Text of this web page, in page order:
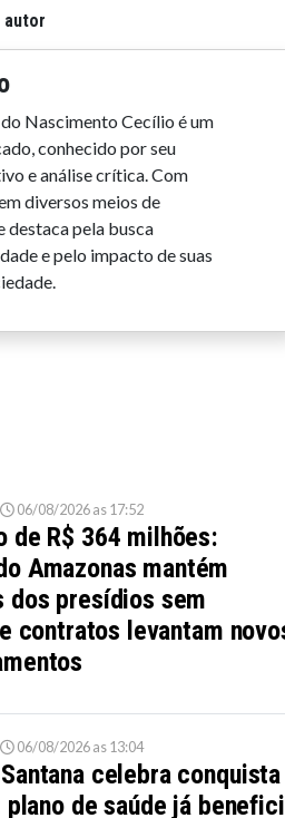
autor
Nascimento Cecílio é um
conhecido por seu
e análise crítica. Com
diversos meios de
destaca pela busca
e pelo impacto de suas
06/08/2026 as 17:52
de R$ 364 milhões:
Amazonas mantém
dos presídios sem
contratos levantam
06/08/2026 as 13:04
celebra conquista
de saúde já